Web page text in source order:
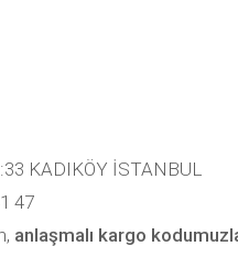
KADIKÖY İSTANBUL
47
anlaşmalı kargo